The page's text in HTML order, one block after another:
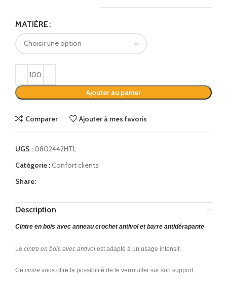
MATIÈRE
Ajouter au panier
Alternative:
Comparer Ajouter à mes favoris
UGS :0802442HTL
Catégorie :Confort clients
Share:
Description
Cintre en bois avec anneau crochet antivol et barre antidérapante
Le cintre en bois avec antivol est adapté à un usage intensif.
Ce cintre vous offre la possibilité de le verrouiller sur son support